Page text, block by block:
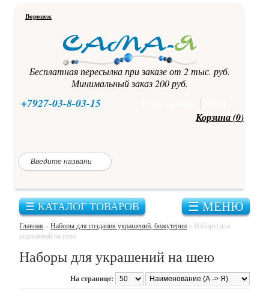
Воронеж
Бесплатная пересылка при заказе от 2 тыс. руб.
Минимальный заказ 200 руб.
+7927-03-8-03-15
Корзина (0)
Главная
Как
купить?
Оплата,
☰ МЕНЮ
Каталог
товаров
Корейская
фурнитура
бижутерии
☰ КАТАЛОГ ТОВАРОВ
Главная »Наборы для создания украшений, бижутерии » Наборы для
украшений на шею
Наборы для украшений на шею
На странице: